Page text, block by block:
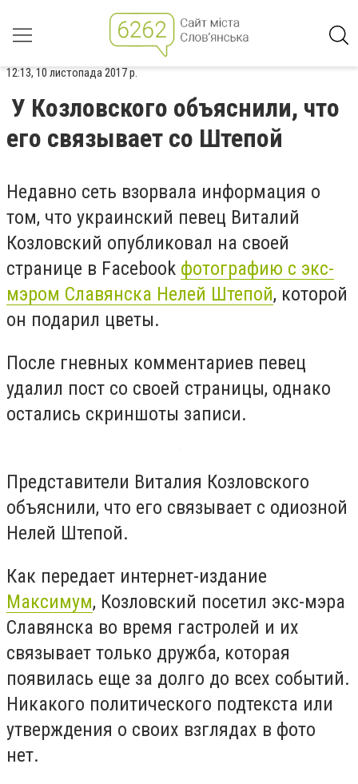
12:13, 10 листопада 2017 р.
У Козловского объяснили, что
его связывает со Штепой
Недавно сеть взорвала информация о
том, что украинский певец Виталий
Козловский опубликовал на своей
странице в Facebook фотографию с экс-
мэром Славянска Нелей Штепой, которой
он подарил цветы.
После гневных комментариев певец
удалил пост со своей страницы, однако
остались скриншоты записи.
Представители Виталия Козловского
объяснили, что его связывает с одиозной
Нелей Штепой.
Как передает интернет-издание
Максимум, Козловский посетил экс-мэра
Славянска во время гастролей и их
связывает только дружба, которая
появилась еще за долго до всех событий.
Никакого политического подтекста или
утверждения о своих взглядах в фото
нет.